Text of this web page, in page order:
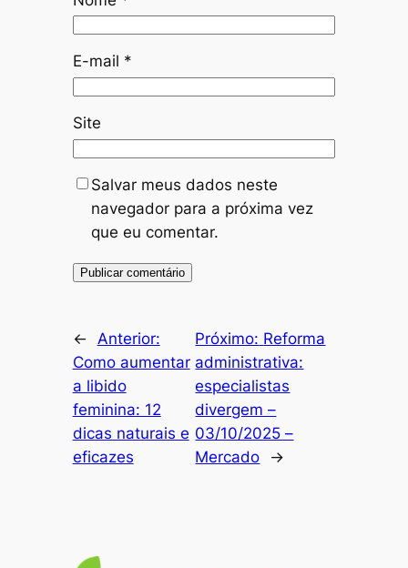
E-mail *
Site
Salvar meus dados neste
navegador para a próxima vez
que eu comentar.
← Anterior:
Como aumentar
a libido
feminina: 12
dicas naturais e
eficazes
Próximo: Reforma
administrativa:
especialistas
divergem –
03/10/2025 –
Mercado
→